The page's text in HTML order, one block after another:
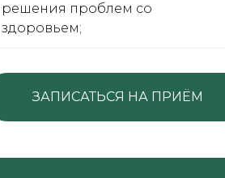
решения проблем со
здоровьем;
ЗАПИСАТЬСЯ НА ПРИЁМ